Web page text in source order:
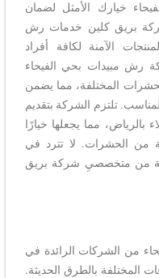
خيارك الأمثل لضمان
بريق كلين خدمات رش
الآمنة لكافة أفراد
رش مبيدات بحي الفيحاء
المختلفة، مما يضمن
تلتزم الشركة بتقديم
مما يجعلها خيارًا
من الحشرات. لا تترد في
من متخصصيِ شركة بريق
من الشركات الرائدة في
المختلفة بالطرق الحديثة.